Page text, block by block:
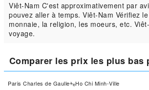
Viêt-Nam C'est approximativement par
pouvez aller à temps. Viêt-Nam Vérifiez
monnaie, la religion, les moeurs, etc.
voyage.
Comparer les prix les plus bas
Paris Charles de Gaulle Ho Chi Minh-Ville